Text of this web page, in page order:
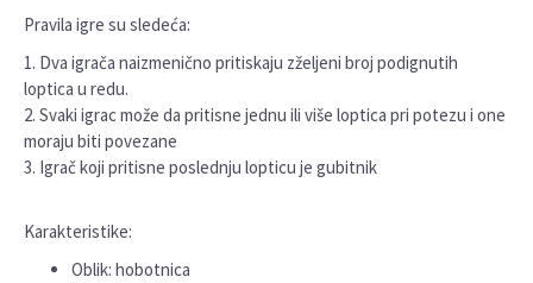
Pravila igre su sledeća:
1. Dva igrača naizmenično pritiskaju zželjeni broj podignutih
loptica u redu.
2. Svaki igrac može da pritisne jednu ili više loptica pri potezu i one
moraju biti povezane
3. Igrač koji pritisne poslednju lopticu je gubitnik
Karakteristike:
Oblik: hobotnica